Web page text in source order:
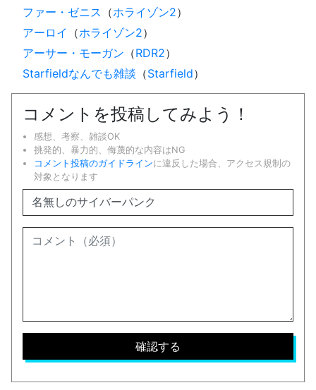
ファー・ゼニス （ホライゾン2）
アーロイ
（ホライゾン2）
アーサー・モーガン （RDR2）
Starfieldなんでも雑談 （Starfield）
コメントを投稿してみよう！
感想、考察、雑談OK
挑発的、暴力的、侮蔑的な内容はNG
コメント投稿のガイドラインに違反した場合、アクセス規制の
対象となります